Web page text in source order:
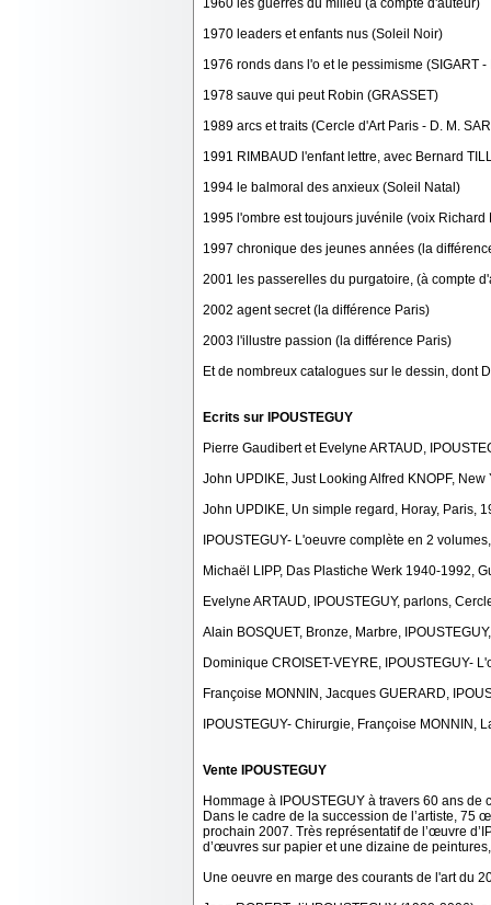
1960 les guerres du milieu (à compte d'auteur)
1970 leaders et enfants nus (Soleil Noir)
1976 ronds dans l'o et le pessimisme (SIGART -
1978 sauve qui peut Robin (GRASSET)
1989 arcs et traits (Cercle d'Art Paris - D. M.
1991 RIMBAUD l'enfant lettre, avec Bernard
1994 le balmoral des anxieux (Soleil Natal)
1995 l'ombre est toujours juvénile (voix Richard
1997 chronique des jeunes années (la
2001 les passerelles du purgatoire, (à compte
2002 agent secret (la différence Paris)
2003 l'illustre passion (la différence Paris)
Et de nombreux catalogues sur le dessin, dont
Ecrits sur IPOUSTEGUY
Pierre Gaudibert et Evelyne ARTAUD,
John UPDIKE, Just Looking Alfred KNOPF, New
John UPDIKE, Un simple regard, Horay, Paris,
IPOUSTEGUY- L'oeuvre complète en 2
Michaël LIPP, Das Plastiche Werk 1940-1992,
Evelyne ARTAUD, IPOUSTEGUY, parlons,
Alain BOSQUET, Bronze, Marbre,
Dominique CROISET-VEYRE, IPOUSTEGUY-
Françoise MONNIN, Jacques GUERARD,
IPOUSTEGUY- Chirurgie, Françoise MONNIN,
Vente IPOUSTEGUY
Hommage à IPOUSTEGUY à travers 60 ans de
Dans le cadre de la succession de l’artiste, 75
prochain 2007. Très représentatif de l’œuvre
d’œuvres sur papier et une dizaine de
Une oeuvre en marge des courants de l'art du